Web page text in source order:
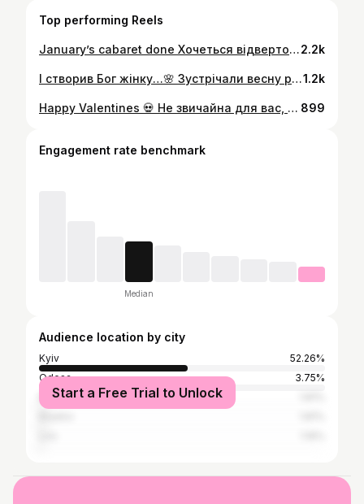
Top performing Reels
January’s cabaret done Хочеться відвертості, правда?2.2k
І створив Бог жінку…🌸 Зустрічали весну разом з @oliaviflinzider ❤️🌸🌸🌸 Сила жінки - в підтримці та сестринстві іншої жінки🤍1.2k
Happy Valentines 💀 Не звичайна для вас, але така звичайна для себе Дякую, @feizullaieva.ph за підтримку швидкої та шаленої ідеї ! Оголені нерви, напруга, електрика 899
Engagement rate benchmark
Median
Audience location by city
Kyiv
52.26%
Odesa
3.75%
Moscow
Start a Free Trial to Unlock